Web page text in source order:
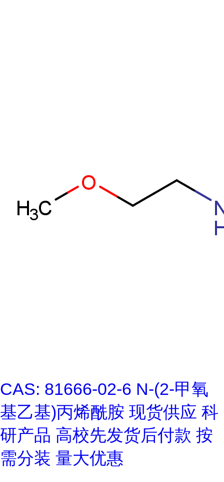
CAS: 81666-02-6 N-(2-甲氧
基乙基)丙烯酰胺 现货供应 科
研产品 高校先发货后付款 按
需分装 量大优惠